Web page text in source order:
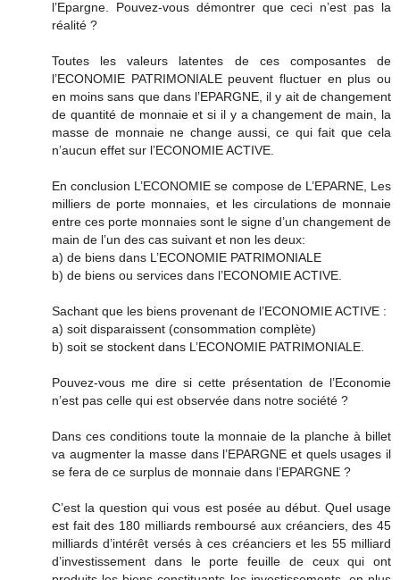
l’Epargne. Pouvez-vous démontrer que ceci n’est pas la
réalité ?
Toutes les valeurs latentes de ces composantes de
l’ECONOMIE PATRIMONIALE peuvent fluctuer en plus ou
en moins sans que dans l’EPARGNE, il y ait de changement
de quantité de monnaie et si il y a changement de main, la
masse de monnaie ne change aussi, ce qui fait que cela
n’aucun effet sur l’ECONOMIE ACTIVE.
En conclusion L’ECONOMIE se compose de L’EPARNE, Les
milliers de porte monnaies, et les circulations de monnaie
entre ces porte monnaies sont le signe d’un changement de
main de l’un des cas suivant et non les deux:
a) de biens dans L’ECONOMIE PATRIMONIALE
b) de biens ou services dans l’ECONOMIE ACTIVE.
Sachant que les biens provenant de l’ECONOMIE ACTIVE :
a) soit disparaissent (consommation complète)
b) soit se stockent dans L’ECONOMIE PATRIMONIALE.
Pouvez-vous me dire si cette présentation de l’Economie
n’est pas celle qui est observée dans notre société ?
Dans ces conditions toute la monnaie de la planche à billet
va augmenter la masse dans l’EPARGNE et quels usages il
se fera de ce surplus de monnaie dans l’EPARGNE ?
C’est la question qui vous est posée au début. Quel usage
est fait des 180 milliards remboursé aux créanciers, des 45
milliards d’intérêt versés à ces créanciers et les 55 milliard
d’investissement dans le porte feuille de ceux qui ont